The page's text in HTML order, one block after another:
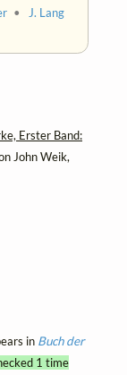
•
J. Lang
Erster Band:
John Weik,
in Buch der
1 time